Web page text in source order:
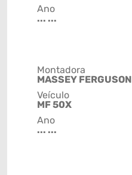
Ano
... ...
Montadora
MASSEY FERGUSON
Veículo
MF 50X
Ano
... ...